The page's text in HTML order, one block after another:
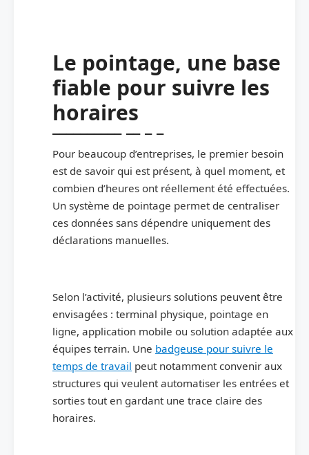
Le pointage, une base
fiable pour suivre les
horaires
Pour beaucoup d’entreprises, le premier besoin
est de savoir qui est présent, à quel moment, et
combien d’heures ont réellement été effectuées.
Un système de pointage permet de centraliser
ces données sans dépendre uniquement des
déclarations manuelles.
Selon l’activité, plusieurs solutions peuvent être
envisagées : terminal physique, pointage en
ligne, application mobile ou solution adaptée aux
équipes terrain. Une badgeuse pour suivre le
temps de travail peut notamment convenir aux
structures qui veulent automatiser les entrées et
sorties tout en gardant une trace claire des
horaires.